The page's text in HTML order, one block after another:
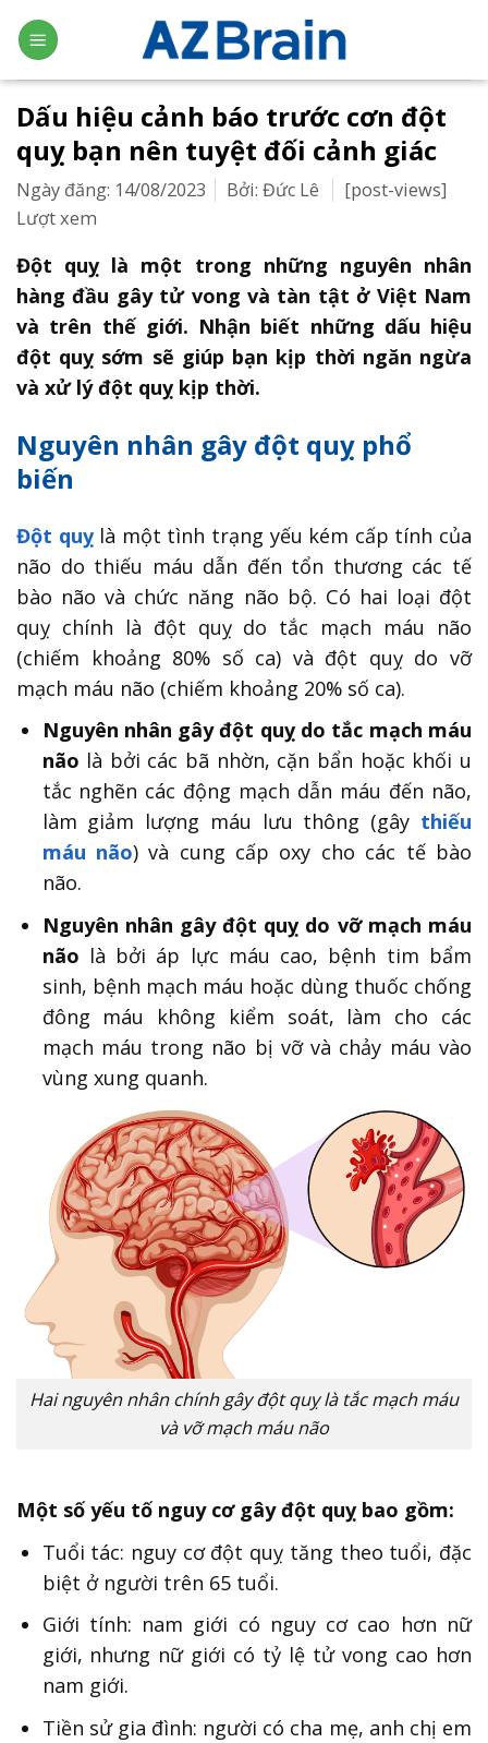
Skip
to
content
Dấu hiệu cảnh báo trước cơn đột
quỵ bạn nên tuyệt đối cảnh giác
Ngày đăng: 14/08/2023 Bởi: Đức Lê
[post-views]
Lượt xem
Đột quỵ là một trong những nguyên nhân
hàng đầu gây tử vong và tàn tật ở Việt Nam
và trên thế giới. Nhận biết những dấu hiệu
đột quỵ sớm sẽ giúp bạn kịp thời ngăn ngừa
và xử lý đột quỵ kịp thời.
Nguyên nhân gây đột quỵ phổ
biến
Đột quỵlà một tình trạng yếu kém cấp tính của
não do thiếu máu dẫn đến tổn thương các tế
bào não và chức năng não bộ. Có hai loại đột
quỵ chính là đột quỵ do tắc mạch máu não
(chiếm khoảng 80% số ca) và đột quỵ do vỡ
mạch máu não (chiếm khoảng 20% số ca).
Nguyên nhân gây đột quỵ do tắc mạch máu
não là bởi các bã nhờn, cặn bẩn hoặc khối u
tắc nghẽn các động mạch dẫn máu đến não,
làm giảm lượng máu lưu thông (gây thiếu
máu não) và cung cấp oxy cho các tế bào
não.
Nguyên nhân gây đột quỵ do vỡ mạch máu
não là bởi áp lực máu cao, bệnh tim bẩm
sinh, bệnh mạch máu hoặc dùng thuốc chống
đông máu không kiểm soát, làm cho các
mạch máu trong não bị vỡ và chảy máu vào
vùng xung quanh.
Hai nguyên nhân chính gây đột quỵ là tắc mạch máu
và vỡ mạch máu não
Một số yếu tố nguy cơ gây đột quỵ bao gồm:
Tuổi tác: nguy cơ đột quỵ tăng theo tuổi, đặc
biệt ở người trên 65 tuổi.
Giới tính: nam giới có nguy cơ cao hơn nữ
giới, nhưng nữ giới có tỷ lệ tử vong cao hơn
nam giới.
Tiền sử gia đình: người có cha mẹ, anh chị em